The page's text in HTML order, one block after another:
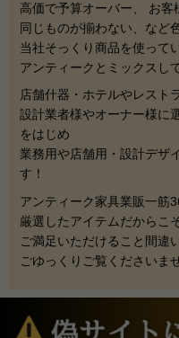
高価で予算オーバー、 お客
同じものが揃わない、 など
当社そっくり商品を使って
アンティークとミックスし
店舗什器・ホテルやレスト
設計業者様やオーナー様に
をはじめ
業務用や店舗用・設計デザ
す！
アンティーク家具業販一筋
厳選したアイテムだからこそ
ご満足いただけること間違
ごゆっくりご覧くださいませ